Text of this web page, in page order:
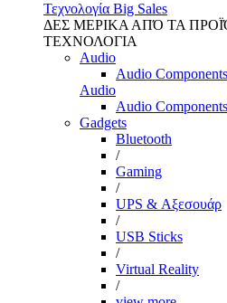
Τεχνολογία Big Sales
ΔΕΣ ΜΕΡΙΚΑ ΑΠΌ ΤΑ
ΤΕΧΝΟΛΟΓΙΑ
Audio
Audio Components
Audio
Audio Components
Gadgets
Bluetooth
/
Gaming
/
UPS & Αξεσουάρ
/
USB Sticks
/
Virtual Reality
/